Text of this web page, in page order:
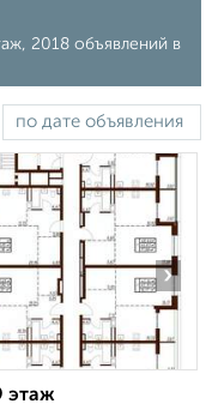
2018 объявлений в
›
этаж